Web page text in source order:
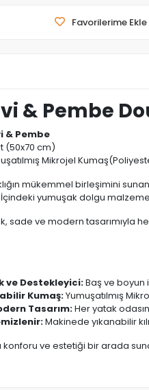
Favorilerime Ekle
& Pembe
& Pembe
(50x70 cm)
Mikrojel
mükemmel birleşimini
yumuşak dolgu
sade ve modern tasarımıyla
ve Destekleyici:Baş ve boyun
Kumaş:Yumuşatılmış
Tasarım:Her yatak
Makinede yıkanabilir
konforu ve estetiği bir arada